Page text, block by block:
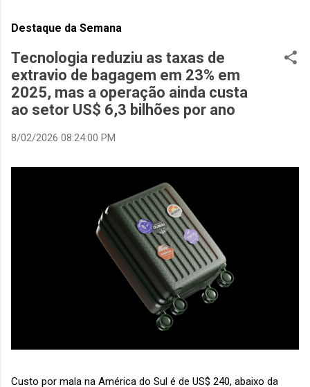
Destaque da Semana
Tecnologia reduziu as taxas de
extravio de bagagem em 23% em
2025, mas a operação ainda custa
ao setor US$ 6,3 bilhões por ano
8/02/2026 08:24:00 PM
Custo por mala na América do Sul é de US$ 240, abaixo da